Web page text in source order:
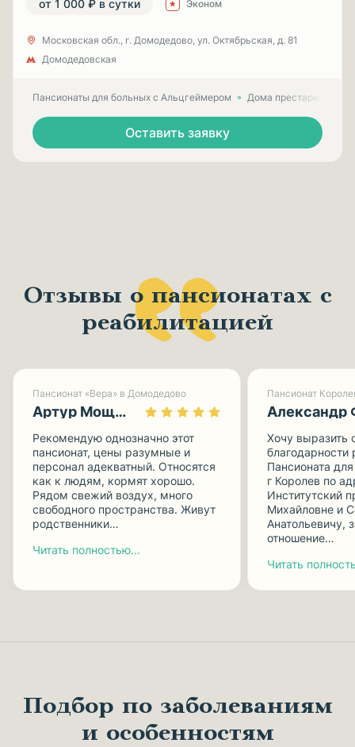
от 1 000 ₽ в сутки Эконом
Московская обл., г. Домодедово, ул. Октябрьская, д. 81
Домодедовская
Пансионаты для больных с Альцгеймером Дома престарелых
Оставить заявку
Отзывы о пансионатах с
реабилитацией
Пансионат «Вера» в Домодедово
Артур Мощницкий
Рекомендую однозначно этот
пансионат, цены разумные и
персонал адекватный. Относятся
как к людям, кормят хорошо.
Рядом свежий воздух, много
свободного пространства. Живут
родственники…
Читать полностью...
Пансионат
Александр
Хочу выразить
благодарности
Пансионата
г Королев по
Институтский
Михайловне и
Анатольевичу,
отношение…
Читать
Подбор по заболеваниям
и особенностям